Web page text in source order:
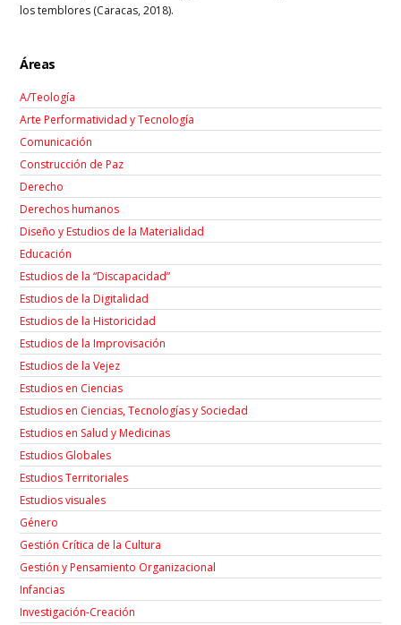
los temblores (Caracas, 2018).
Áreas
A/Teología
Arte Performatividad y Tecnología
Comunicación
Construcción de Paz
Derecho
Derechos humanos
Diseño y Estudios de la Materialidad
Educación
Estudios de la “Discapacidad”
Estudios de la Digitalidad
Estudios de la Historicidad
Estudios de la Improvisación
Estudios de la Vejez
Estudios en Ciencias
Estudios en Ciencias, Tecnologías y Sociedad
Estudios en Salud y Medicinas
Estudios Globales
Estudios Territoriales
Estudios visuales
Género
Gestión Crítica de la Cultura
Gestión y Pensamiento Organizacional
Infancias
Investigación-Creación